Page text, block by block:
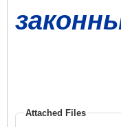
Attached Files